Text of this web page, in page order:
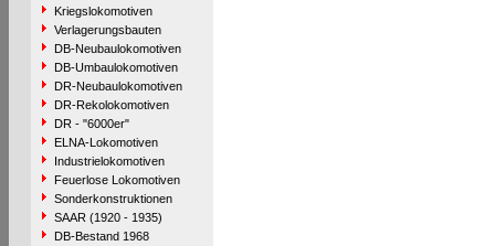
Kriegslokomotiven
Verlagerungsbauten
DB-Neubaulokomotiven
DB-Umbaulokomotiven
DR-Neubaulokomotiven
DR-Rekolokomotiven
DR - "6000er"
ELNA-Lokomotiven
Industrielokomotiven
Feuerlose Lokomotiven
Sonderkonstruktionen
SAAR (1920 - 1935)
DB-Bestand 1968